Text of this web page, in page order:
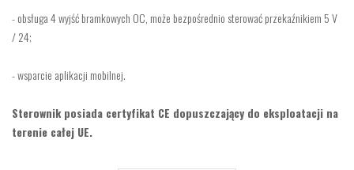
- obsługa 4 wyjść bramkowych OC, może bezpośrednio sterować przekaźnikiem 5 V
/ 24;
- wsparcie aplikacji mobilnej.
Sterownik posiada certyfikat CE dopuszczający do eksploatacji na
terenie całej UE.